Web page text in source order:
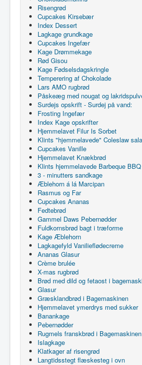
Risengrød
Cupcakes Kirsebær
Index Dessert
Lagkage grundkage
Cupcakes Ingefær
Kage Drømmekage
Rød Gisou
Kage Fødselsdagskringle
Temperering af Chokolade
Lars AMO rugbrød
Påskeæg med nougat og
Surdejs opskrift - Surdej på vand:
Frosting Ingefær
Index Kage opskrifter
Hjemmelavet Filur Is Sorbet
Klints "hjemmelavede" Coleslaw
Cupcakes Vanille
Hjemmelavet Knækbrød
Klints hjemmelavede Barbeque BBQ
3 - minutters sandkage
Æblehorn á lá Marcipan
Rasmus og Far
Cupcakes Ananas
Fedtebrød
Gammel Daws Pebernødder
Fuldkornsbrød bagt i træforme
Kage Æblehorn
Lagkagefyld Vanilieflødecreme
Ananas Glasur
Crème brulée
X-mas rugbrød
Brød med dild og fetaost i
Glasur
Græsklandbrød i Bagemaskinen
Hjemmelavet ymerdrys med sukker
Banankage
Pebernødder
Rugmels franskbrød i Bagemaskinen
Islagkage
Klatkager af risengrød
Langtidsstegt flæskesteg i ovn